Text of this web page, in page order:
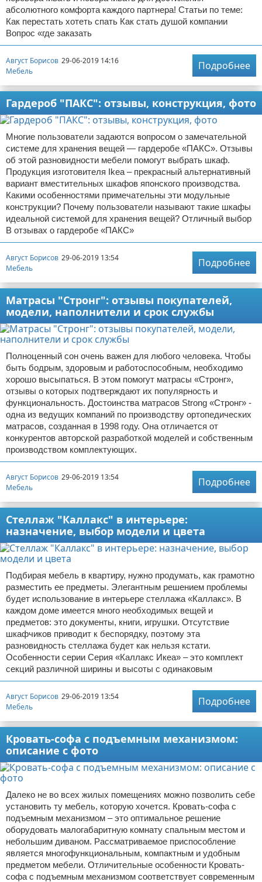
абсолютного комфорта каждого партнера! Статьи по теме:
Как перестать хотеть спать Как стать душой компании
Вопрос «где заказать
Август Борисов 29-06-2019 14:16
Мебель
Подробнее
Гардероб "ПАКС": отзывы, конструкция, фото
Многие пользователи задаются вопросом о замечательной
системе для хранения вещей — гардеробе «ПАКС». Отзывы
об этой разновидности мебели помогут выбрать шкаф.
Продукция изготовителя Ikea – прекрасный альтернативный
вариант вместительных шкафов японского производства.
Какими особенностями примечательны эти модульные
конструкции? Почему пользователи называют такие шкафы
идеальной системой для хранения вещей? Отличный выбор
В отзывах о гардеробе «ПАКС»
Август Борисов 29-06-2019 13:54
Мебель
Подробнее
Матрасы "Стронг": отзывы покупателей,
модели, наполнители и срок службы
Полноценный сон очень важен для любого человека. Чтобы
быть бодрым, здоровым и работоспособным, необходимо
хорошо высыпаться. В этом помогут матрасы «Стронг»,
отзывы о которых подтверждают их популярность и
функциональность. Достоинства матрасов Strong «Стронг» -
одна из ведущих компаний по производству ортопедических
матрасов, созданная в 1998 году. Она отличается от
конкурентов авторской разработкой моделей и собственным
производством комплектующих.
Август Борисов 29-06-2019 13:54
Мебель
Подробнее
Стеллаж "Каллакс" в интерьере:
назначение, выбор модели и цвета
Подбирая мебель в квартиру, нужно продумать, как грамотно
разместить ее предметы. Элегантным решением проблемы
будет использование в интерьере стеллажа «Каллакс». В
каждом доме имеется много необходимых вещей и
предметов: это документы, книги, игрушки. Отсутствие
шкафчиков приводит к беспорядку, поэтому эта
разновидность стеллажа будет как нельзя кстати.
Особенности серии Серия «Каллакс Икеа» – это комплект
секций различной ширины и высоты с одинаковым
Август Борисов 29-06-2019 13:54
Мебель
Подробнее
Кровать-софа с подъемным механизмом:
описание с фото
Далеко не во всех жилых помещениях можно позволить себе
установить ту мебель, которую хочется. Кровать-софа с
подъемным механизмом – это оптимальное решение
оборудовать малогабаритную комнату спальным местом и
небольшим диваном. Рассматриваемое приспособление
является многофункциональным, компактным и удобным
предметом мебели. Отличительные особенности Кровать-
софа с подъемным механизмом соответствует современным